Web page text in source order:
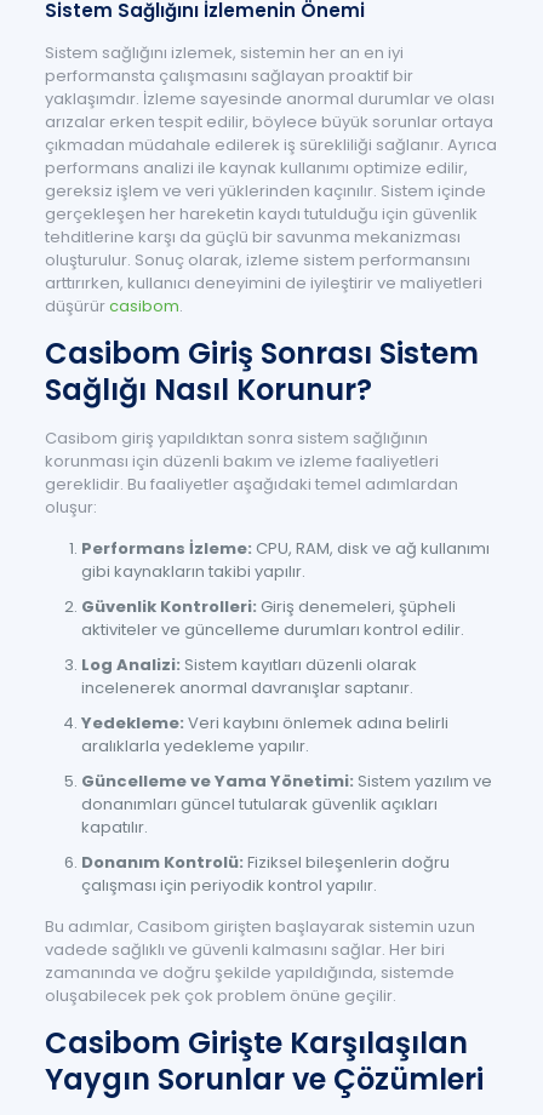
Sistem Sağlığını İzlemenin Önemi
Sistem sağlığını izlemek, sistemin her an en iyi
performansta çalışmasını sağlayan proaktif bir
yaklaşımdır. İzleme sayesinde anormal durumlar ve olası
arızalar erken tespit edilir, böylece büyük sorunlar ortaya
çıkmadan müdahale edilerek iş sürekliliği sağlanır. Ayrıca
performans analizi ile kaynak kullanımı optimize edilir,
gereksiz işlem ve veri yüklerinden kaçınılır. Sistem içinde
gerçekleşen her hareketin kaydı tutulduğu için güvenlik
tehditlerine karşı da güçlü bir savunma mekanizması
oluşturulur. Sonuç olarak, izleme sistem performansını
arttırırken, kullanıcı deneyimini de iyileştirir ve maliyetleri
düşürürcasibom.
Casibom Giriş Sonrası Sistem
Sağlığı Nasıl Korunur?
Casibom giriş yapıldıktan sonra sistem sağlığının
korunması için düzenli bakım ve izleme faaliyetleri
gereklidir. Bu faaliyetler aşağıdaki temel adımlardan
oluşur:
Performans İzleme: CPU, RAM, disk ve ağ kullanımı
gibi kaynakların takibi yapılır.
Güvenlik Kontrolleri: Giriş denemeleri, şüpheli
aktiviteler ve güncelleme durumları kontrol edilir.
Log Analizi: Sistem kayıtları düzenli olarak
incelenerek anormal davranışlar saptanır.
Yedekleme: Veri kaybını önlemek adına belirli
aralıklarla yedekleme yapılır.
Güncelleme ve Yama Yönetimi: Sistem yazılım ve
donanımları güncel tutularak güvenlik açıkları
kapatılır.
Donanım Kontrolü: Fiziksel bileşenlerin doğru
çalışması için periyodik kontrol yapılır.
Bu adımlar, Casibom girişten başlayarak sistemin uzun
vadede sağlıklı ve güvenli kalmasını sağlar. Her biri
zamanında ve doğru şekilde yapıldığında, sistemde
oluşabilecek pek çok problem önüne geçilir.
Casibom Girişte Karşılaşılan
Yaygın Sorunlar ve Çözümleri